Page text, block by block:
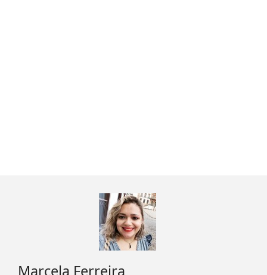
Marcela Ferreira